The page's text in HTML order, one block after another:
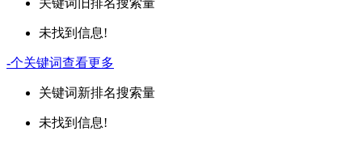
未找到信息!
-个关键词查看更多
关键词新排名搜索量
未找到信息!